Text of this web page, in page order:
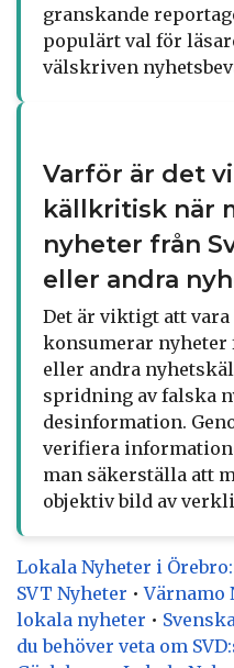
granskande
populärt val för
välskriven
Varför är det
källkritisk när
nyheter från
eller andra
Det är viktigt att
konsumerar nyheter
eller andra
spridning av falska
desinformation.
verifiera
man säkerställa att
objektiv bild av
Lokala Nyheter i
SVT Nyheter •Värnamo
lokala nyheter •
du behöver veta om